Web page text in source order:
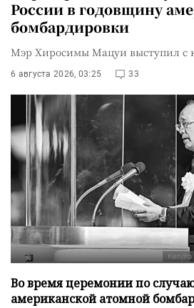
России в годовщину
бомбардировки
Мэр Хиросимы Мацуи выступил с
6 августа 2026, 03:25 33
Во время церемонии по
американской атомной